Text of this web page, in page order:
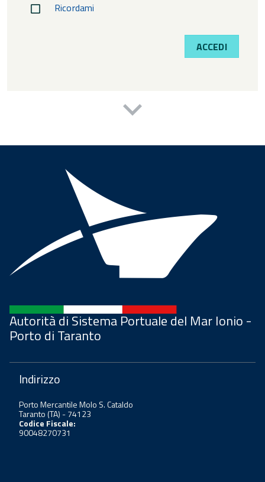
Ricordami
ACCEDI
Autorità di Sistema Portuale del Mar Ionio -
Porto di Taranto
Indirizzo
Porto Mercantile Molo S. Cataldo
Taranto (TA) - 74123
Codice Fiscale:
90048270731